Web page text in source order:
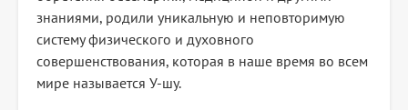
знаниями, родили уникальную и неповторимую
систему физического и духовного
совершенствования, которая в наше время во всем
мире называется У-шу.